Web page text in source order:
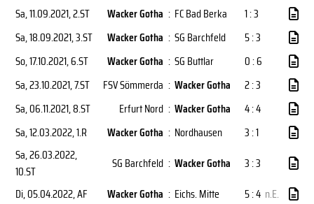
Sa, 11.09.2021, 2.ST Wacker Gotha : FC Bad Berka
1 : 3
Sa, 18.09.2021, 3.ST Wacker Gotha : SG Barchfeld
5 : 3
So, 17.10.2021, 6.ST Wacker Gotha : SG Buttlar
0 : 6
Sa, 23.10.2021, 7.ST FSV Sömmerda : Wacker Gotha
2 : 3
Sa, 06.11.2021, 8.ST Erfurt Nord : Wacker Gotha
4 : 4
Sa, 12.03.2022, 1.R Wacker Gotha : Nordhausen
3 : 1
Sa, 26.03.2022,
10.ST
SG Barchfeld : Wacker Gotha
3 : 3
Di, 05.04.2022, AF Wacker Gotha : Eichs. Mitte 5 : 4 n.E.